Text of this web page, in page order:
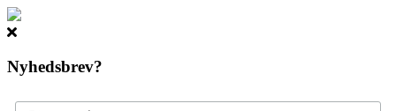
Nyhedsbrev?